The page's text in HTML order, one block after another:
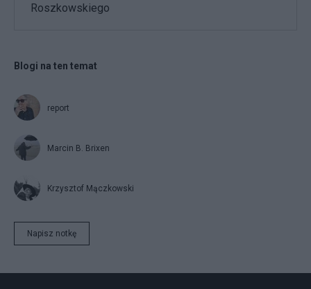
Roszkowskiego
Blogi na ten temat
report
Marcin B. Brixen
Krzysztof Mączkowski
Napisz notkę